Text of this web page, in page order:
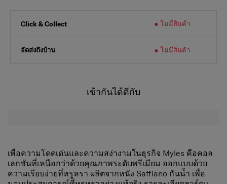
Click & Collect ไม่มีสินค้า
จัดส่งถึงบ้าน ไม่มีสินค้า
เข้ากันได้ดีกับ
เพื่อความโดดเด่นและความสง่างามในธุรกิจ Myles คือคอล
เลกชันที่เหนือกว่าด้วยคุณภาพระดับพรีเมียม ออกแบบด้วย
ความเรียบง่ายที่หรูหรา ผลิตจากหนัง Saffiano กันน้ำ เพื่อ